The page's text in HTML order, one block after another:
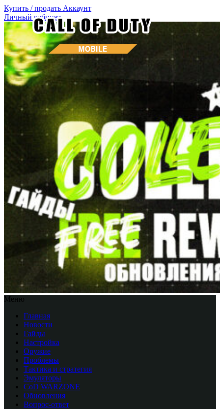
Купить / продать Аккаунт
Личный кабинет
Меню
Главная
Новости
Гайды
Настройка
Оружие
Проблемы
Тактика и стратегия
Эмуляторы
CоD WARZONE
Обновления
Вопрос-ответ